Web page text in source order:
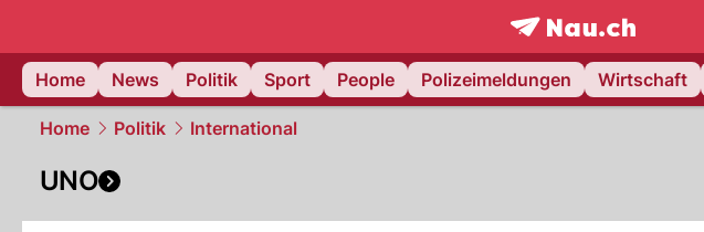
frontpage.NAU.ch
Home
News Politik Sport People Polizeimeldungen Wirtschaft
Home Politik International
UNO